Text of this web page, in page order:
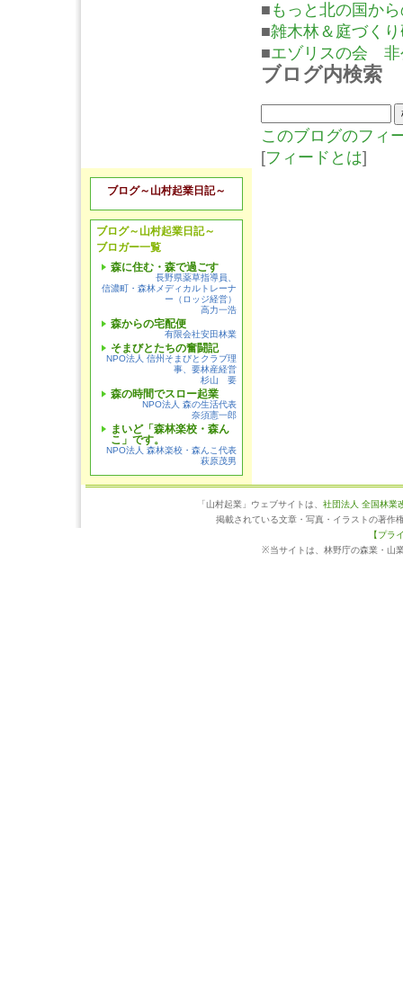
■ もっと北の国か
■雑木林＆庭づく
■エゾリスの会 非
ブログ内検索
このブログのフィ
[フィードとは]
ブログ～山村起業日記～
ブログ～山村起業日記～
ブロガー一覧
森に住む・森で過ごす
長野県薬草指導員、
信濃町・森林メディカルトレーナ
ー（ロッジ経営）
高力一浩
森からの宅配便
有限会社安田林業
そまびとたちの奮闘記
NPO法人 信州そまびとクラブ理
事、要林産経営
杉山 要
森の時間でスロー起業
NPO法人 森の生活代表
奈須憲一郎
まいど「森林楽校・森ん
こ」です。
NPO法人 森林楽校・森んこ代表
萩原茂男
「山村起業」ウェブサイトは、 社団法人 全国林業
掲載されている文章・写真・イラストの著作
【プラ
※当サイトは、林野庁の森業・山